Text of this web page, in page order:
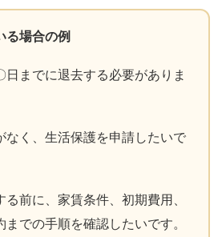
る場合の例
日までに退去する必要がありま
なく、生活保護を申請したいで
前に、家賃条件、初期費用、
での手順を確認したいです。